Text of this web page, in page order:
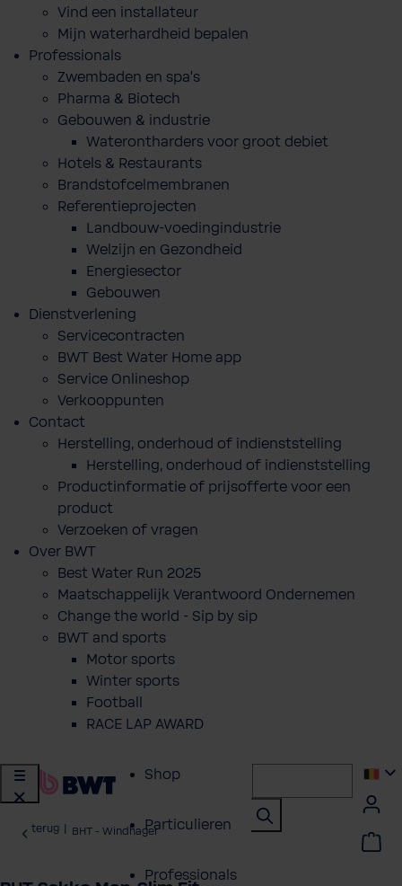
Vind een installateur
Mijn waterhardheid bepalen
Professionals
Zwembaden en spa's
Pharma & Biotech
Gebouwen & industrie
Waterontharders voor groot debiet
Hotels & Restaurants
Brandstofcelmembranen
Referentieprojecten
Landbouw-voedingindustrie
Welzijn en Gezondheid
Energiesector
Gebouwen
Dienstverlening
Servicecontracten
BWT Best Water Home app
Service Onlineshop
Verkooppunten
Contact
Herstelling, onderhoud of indienststelling
Herstelling, onderhoud of indienststelling
Productinformatie of prijsofferte voor een
product
Verzoeken of vragen
Over BWT
Best Water Run 2025
Maatschappelijk Verantwoord Ondernemen
Change the world - Sip by sip
BWT and sports
Motor sports
Winter sports
Football
RACE LAP AWARD
Shop
Particulieren
Professionals
terug BHT - Windhager